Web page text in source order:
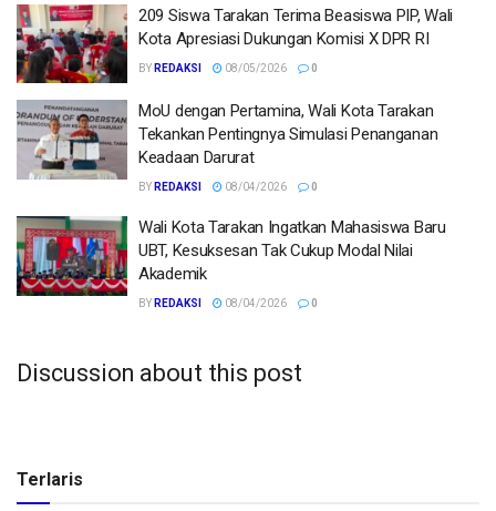
209 Siswa Tarakan Terima Beasiswa PIP, Wali
Kota Apresiasi Dukungan Komisi X DPR RI
BY REDAKSI 08/05/2026 0
MoU dengan Pertamina, Wali Kota Tarakan
Tekankan Pentingnya Simulasi Penanganan
Keadaan Darurat
BY REDAKSI 08/04/2026 0
Wali Kota Tarakan Ingatkan Mahasiswa Baru
UBT, Kesuksesan Tak Cukup Modal Nilai
Akademik
BY REDAKSI 08/04/2026 0
Discussion about this post
Terlaris